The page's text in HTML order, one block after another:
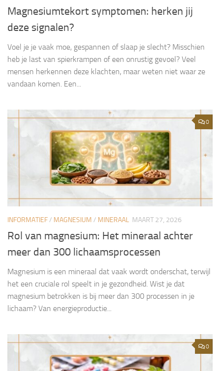
Magnesiumtekort symptomen: herken jij
deze signalen?
Voel je je vaak moe, gespannen of slaap je slecht? Misschien
heb je last van spierkrampen of een onrustig gevoel? Veel
mensen herkennen deze klachten, maar weten niet waar ze
vandaan komen. Een...
0
INFORMATIEF/ MAGNESIUM / MINERAAL MAART 27, 2026
Rol van magnesium: Het mineraal achter
meer dan 300 lichaamsprocessen
Magnesium is een mineraal dat vaak wordt onderschat, terwijl
het een cruciale rol speelt in je gezondheid. Wist je dat
magnesium betrokken is bij meer dan 300 processen in je
lichaam? Van energieproductie...
0